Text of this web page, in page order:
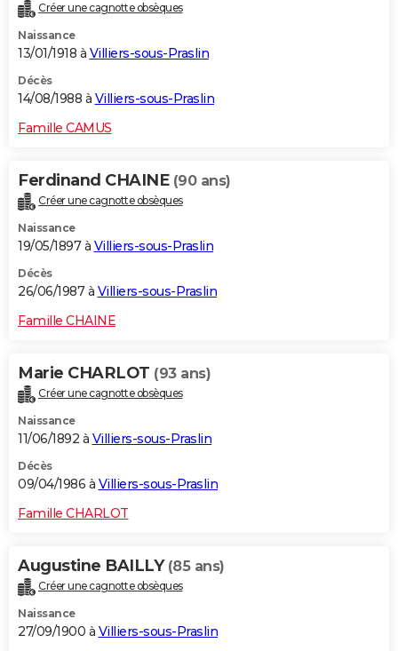
Créer une cagnotte obsèques
Naissance
13/01/1918 à Villiers-sous-Praslin
Décès
14/08/1988 à Villiers-sous-Praslin
Famille CAMUS
Ferdinand CHAINE (90 ans)
Créer une cagnotte obsèques
Naissance
19/05/1897 à Villiers-sous-Praslin
Décès
26/06/1987 à Villiers-sous-Praslin
Famille CHAINE
Marie CHARLOT (93 ans)
Créer une cagnotte obsèques
Naissance
11/06/1892 à Villiers-sous-Praslin
Décès
09/04/1986 à Villiers-sous-Praslin
Famille CHARLOT
Augustine BAILLY (85 ans)
Créer une cagnotte obsèques
Naissance
27/09/1900 à Villiers-sous-Praslin